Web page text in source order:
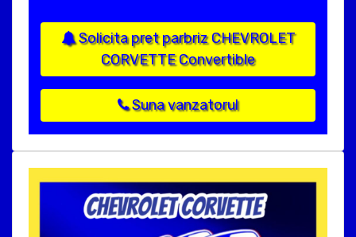
Solicita pret parbriz CHEVROLET
CORVETTE Convertible
Suna vanzatorul